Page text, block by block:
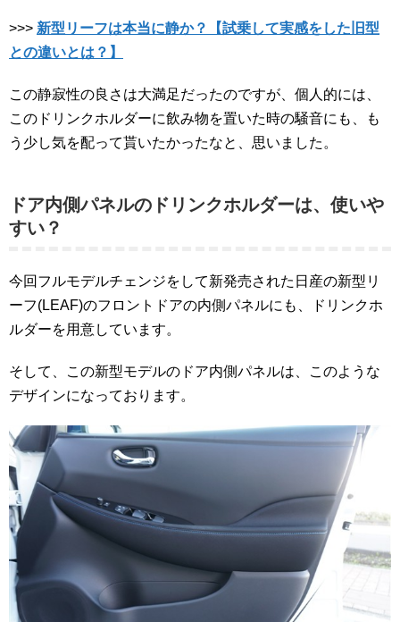
>>> 新型リーフは本当に静か？【試乗して実感をした旧型
との違いとは？】
この静寂性の良さは大満足だったのですが、個人的には、
このドリンクホルダーに飲み物を置いた時の騒音にも、も
う少し気を配って貰いたかったなと、思いました。
ドア内側パネルのドリンクホルダーは、使いや
すい？
今回フルモデルチェンジをして新発売された日産の新型リ
ーフ(LEAF)のフロントドアの内側パネルにも、ドリンクホ
ルダーを用意しています。
そして、この新型モデルのドア内側パネルは、このような
デザインになっております。